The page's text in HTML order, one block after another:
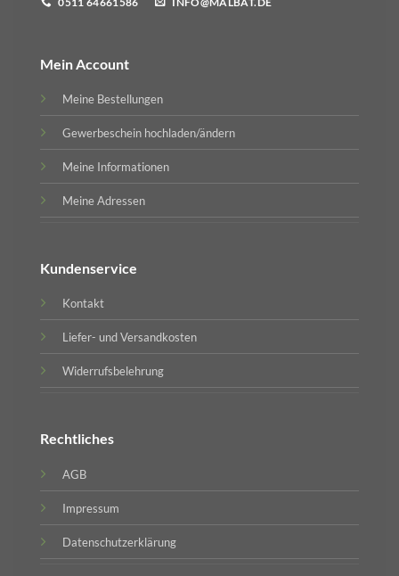
0511 64661586 INFO@MALBAT.DE
Mein Account
Meine Bestellungen
Gewerbeschein hochladen/ändern
Meine Informationen
Meine Adressen
Kundenservice
Kontakt
Liefer- und Versandkosten
Widerrufsbelehrung
Rechtliches
AGB
Impressum
Datenschutzerklärung